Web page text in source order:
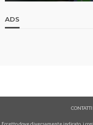
ADS
CONTATTI
Eccetto dove diversamente indicato, i